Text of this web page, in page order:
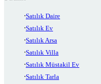
Satılık Daire
Satılık Ev
Satılık Arsa
Satılık Villa
Satılık Müstakil Ev
Satılık Tarla